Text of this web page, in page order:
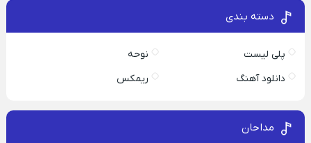
دسته بندی
پلی لیست
نوحه
دانلود آهنگ
ریمکس
مداحان